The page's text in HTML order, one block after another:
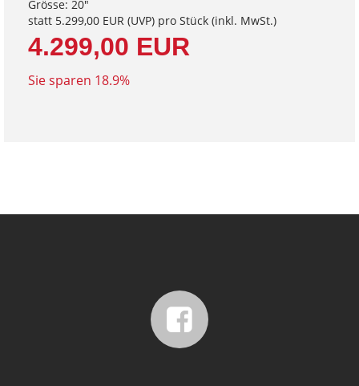
Grösse: 20"
statt 5.299,00 EUR (UVP) pro Stück (inkl. MwSt.)
4.299,00 EUR
Sie sparen 18.9%